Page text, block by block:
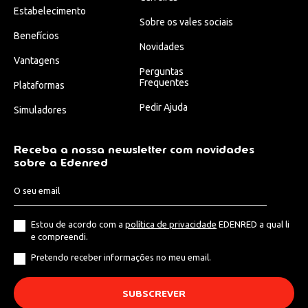
Estabelecimento
Benefícios
Vantagens
Plataformas
Simuladores
Sobre os vales sociais
Novidades
Perguntas
Frequentes
Pedir Ajuda
Receba a nossa newsletter com novidades
sobre a Edenred
Estou de acordo com a política de privacidade EDENRED a qual li
e compreendi.
Pretendo receber informações no meu email.